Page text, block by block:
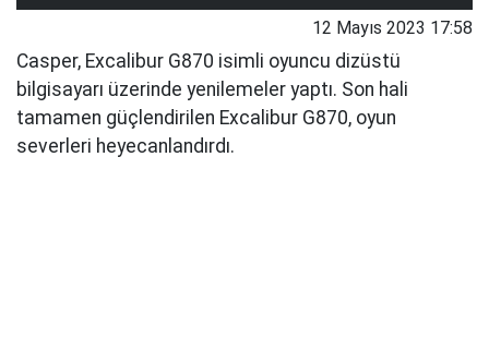
12 Mayıs 2023 17:58
Casper, Excalibur G870 isimli oyuncu dizüstü
bilgisayarı üzerinde yenilemeler yaptı. Son hali
tamamen güçlendirilen Excalibur G870, oyun
severleri heyecanlandırdı.